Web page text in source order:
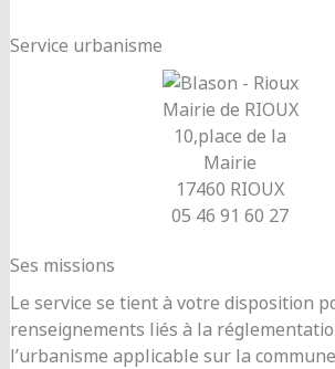
Service urbanisme
Mairie de RIOUX
10,place de la
Mairie
17460 RIOUX
05 46 91 60 27
Ses missions
Le service se tient à votre disposition
renseignements liés à la
l’urbanisme applicable sur la